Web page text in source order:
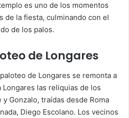
es uno de los momentos
de la fiesta, culminando con el
de los palos.
de Longares
de Longares se remonta a
Longares las reliquias de los
Gonzalo, traídas desde Roma
Diego Escolano. Los vecinos